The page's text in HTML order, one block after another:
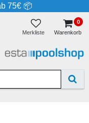
75€ 📦
Merkliste
0
Warenkorb